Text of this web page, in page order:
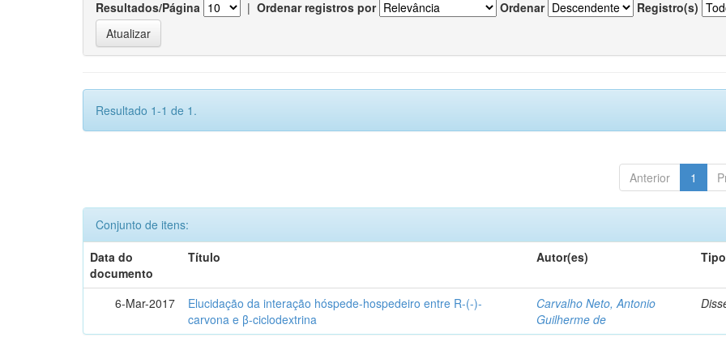
Resultados/Página | Ordenar registros por Ordenar Registro(s)
Resultado 1-1 de 1.
Anterior 1
Conjunto de itens:
Data do
documento
Título Autor(es) Tipo
6-Mar-2017
Elucidação da interação hóspede-hospedeiro entre R-(-)-
carvona e β-ciclodextrina
Carvalho Neto, Antonio
Guilherme de